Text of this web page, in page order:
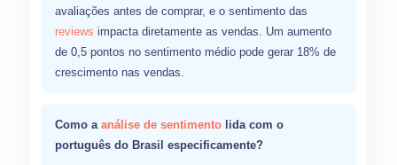
avaliações antes de comprar, e o sentimento das
reviews impacta diretamente as vendas. Um aumento
de 0,5 pontos no sentimento médio pode gerar 18% de
crescimento nas vendas.
Como a análise de sentimento lida com o
português do Brasil especificamente?